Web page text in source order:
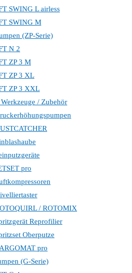
SWING L airless
SWING M
(ZP-Serie)
N 2
ZP 3 M
ZP 3 XL
ZP 3 XXL
/ Zubehör
pro
/ ROTOMIX
Reprofilier
Oberputze
pro
(G-Serie)